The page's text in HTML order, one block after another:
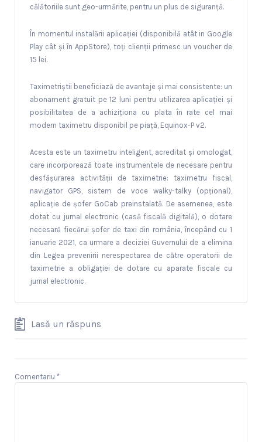
călătoriile sunt geo-urmărite, pentru un plus de siguranță.
În momentul instalării aplicației (disponibilă atât in Google
Play cât și în AppStore), toți clienții primesc un voucher de
15 lei.
Taximetriștii beneficiază de avantaje și mai consistente: un
abonament gratuit pe 12 luni pentru utilizarea aplicației și
posibilitatea de a achiziționa cu plata în rate cel mai
modern taximetru disponibil pe piață, Equinox-P v2.
Acesta este un taximetru inteligent, acreditat și omologat,
care incorporează toate instrumentele de necesare pentru
desfășurarea activității de taximetrie: taximetru fiscal,
navigator GPS, sistem de voce walky-talky (opțional),
aplicație de șofer GoCab preinstalată. De asemenea, este
dotat cu jurnal electronic (casă fiscală digitală), o dotare
necesară fiecărui șofer de taxi din românia, începând cu 1
ianuarie 2021, ca urmare a deciziei Guvernului de a elimina
din Legea prevenirii nerespectarea de către operatorii de
taximetrie a obligației de dotare cu aparate fiscale cu
jurnal electronic.
Lasă un răspuns
Comentariu *